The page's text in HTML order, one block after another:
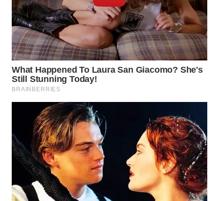
BOGOR
WN
DEPOK
WN
TAPANULI
UTARA
WN
SAMOSIR
WN
PADANG
LAWAS